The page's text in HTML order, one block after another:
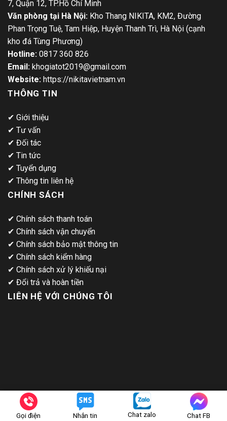
7, Quận 12, TP.Hồ Chí Minh
Văn phòng tại Hà Nội: Kho Thang NIKITA, KM2, Đường
Phan Trọng Tuệ, Tam Hiệp, Huyện Thanh Trì, Hà Nội (cạnh
kho đá Tùng Phương)
Hotline: 0817 360 826
Email: khogiatot2019@gmail.com
Website: https://nikitavietnam.vn
THÔNG TIN
✔ Giới thiệu
✔ Tư vấn
✔ Đối tác
✔ Tin tức
✔ Tuyển dụng
✔ Thông tin liên hệ
CHÍNH SÁCH
✔ Chính sách thanh toán
✔ Chính sách vận chuyển
✔ Chính sách bảo mật thông tin
✔ Chính sách kiểm hàng
✔ Chính sách xử lý khiếu nại
✔ Đổi trả và hoàn tiền
LIÊN HỆ VỚI CHÚNG TÔI
Gọi điện Nhắn tin Chat zalo Chat FB